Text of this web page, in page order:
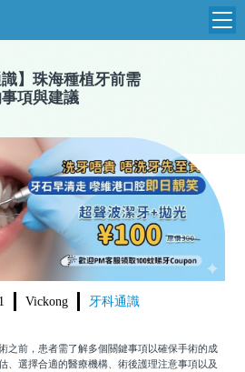
維港首頁
品牌介紹
環境設備
醫院新聞
收費標準
收費總表
植牙收費
根管收費
美學收費
箍牙收費
醫生團隊
門診時間
】 珠海種植牙前需
項與建議
Vickong 牙科通識
前，患者需了解多個關鍵事項以確保手術的成
、選擇合適的醫療機構、術後護理注意事項以及